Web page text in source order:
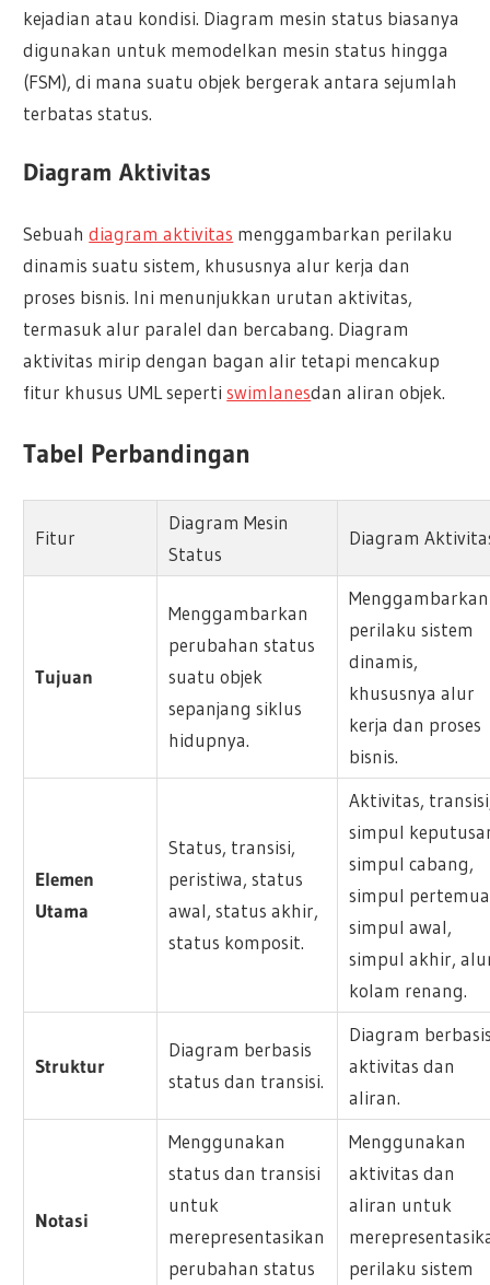
kejadian atau kondisi. Diagram mesin status biasanya
digunakan untuk memodelkan mesin status hingga
(FSM), di mana suatu objek bergerak antara sejumlah
terbatas status.
Diagram Aktivitas
Sebuahdiagram aktivitas menggambarkan perilaku
dinamis suatu sistem, khususnya alur kerja dan
proses bisnis. Ini menunjukkan urutan aktivitas,
termasuk alur paralel dan bercabang. Diagram
aktivitas mirip dengan bagan alir tetapi mencakup
fitur khusus UML sepertiswimlanesdan aliran objek.
Tabel Perbandingan
Fitur
Diagram Mesin
Status
Diagram
Tujuan
Menggambarkan
perubahan status
suatu objek
sepanjang siklus
hidupnya.
Menggambarkan
perilaku sistem
dinamis,
khususnya alur
kerja dan proses
bisnis.
Elemen
Utama
Status, transisi,
peristiwa, status
awal, status akhir,
status komposit.
Aktivitas,
simpul
simpul cabang,
simpul
simpul awal,
simpul akhir,
kolam renang.
Struktur
Diagram berbasis
status dan transisi.
Diagram
aktivitas dan
aliran.
Notasi
Menggunakan
status dan transisi
untuk
merepresentasikan
perubahan status
Menggunakan
aktivitas dan
aliran untuk
perilaku sistem